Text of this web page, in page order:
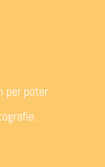
per poter